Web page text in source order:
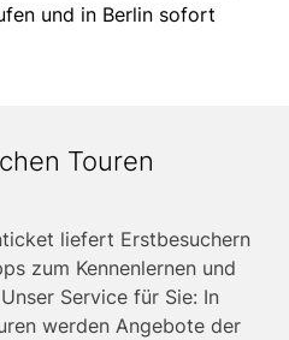
und in Berlin sofort
Touren
liefert Erstbesuchern
zum Kennenlernen und
Service für Sie: In
werden Angebote der